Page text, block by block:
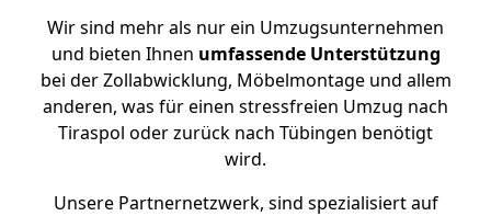
Wir sind mehr als nur ein Umzugsunternehmen
und bieten Ihnen umfassende Unterstützung
bei der Zollabwicklung, Möbelmontage und allem
anderen, was für einen stressfreien Umzug nach
Tiraspol oder zurück nach Tübingen benötigt
wird.
Unsere Partnernetzwerk, sind spezialisiert auf